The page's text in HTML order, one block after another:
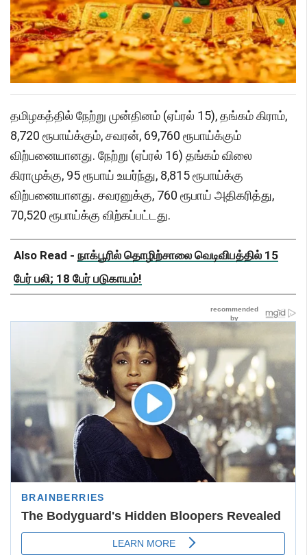
தமிழகத்தில் நேற்று முன்தினம் (ஏப்ரல் 15), தங்கம் கிராம்,
8,720 ரூபாய்க்கும், சவரன், 69,760 ரூபாய்க்கும்
விற்பனையானது. நேற்று (ஏப்ரல் 16) தங்கம் விலை
கிராமுக்கு, 95 ரூபாய் உயர்ந்து, 8,815 ரூபாய்க்கு
விற்பனையானது. சவரனுக்கு, 760 ரூபாய் அதிகரித்து,
70,520 ரூபாய்க்கு விற்கப்பட்டது.
Also Read - நாக்பூரில் தொழிற்சாலை வெடிவிபத்தில் 15
பேர் பலி; 18 பேர் படுகாயம்!